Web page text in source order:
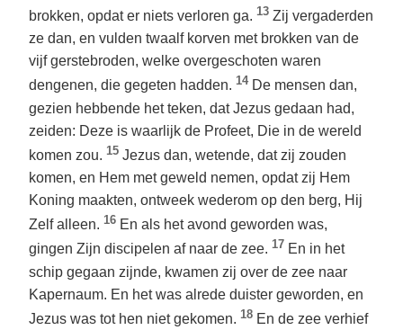
brokken, opdat er niets verloren ga. 13 Zij vergaderden
ze dan, en vulden twaalf korven met brokken van de
vijf gerstebroden, welke overgeschoten waren
dengenen, die gegeten hadden. 14 De mensen dan,
gezien hebbende het teken, dat Jezus gedaan had,
zeiden: Deze is waarlijk de Profeet, Die in de wereld
komen zou. 15 Jezus dan, wetende, dat zij zouden
komen, en Hem met geweld nemen, opdat zij Hem
Koning maakten, ontweek wederom op den berg, Hij
Zelf alleen. 16 En als het avond geworden was,
gingen Zijn discipelen af naar de zee. 17 En in het
schip gegaan zijnde, kwamen zij over de zee naar
Kapernaum. En het was alrede duister geworden, en
Jezus was tot hen niet gekomen. 18 En de zee verhief